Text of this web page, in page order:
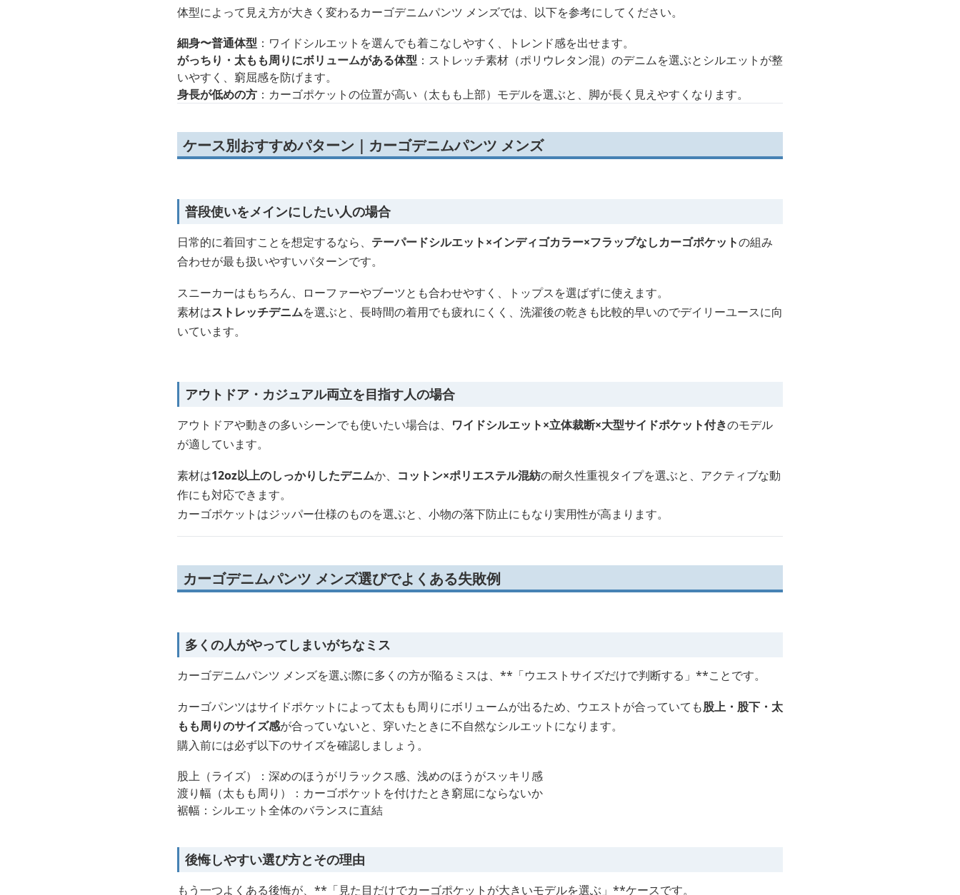
体型によって見え方が大きく変わるカーゴデニムパンツ メンズでは、以下を参考にしてください。
細身〜普通体型 ：ワイドシルエットを選んでも着こなしやすく、トレンド感を出せます。
がっちり・太もも周りにボリュームがある体型 ：ストレッチ素材（ポリウレタン混）のデニムを選ぶとシルエットが整
いやすく、窮屈感を防げます。
身長が低めの方 ：カーゴポケットの位置が高い（太もも上部）モデルを選ぶと、脚が長く見えやすくなります。
ケース別おすすめパターン｜カーゴデニムパンツ メンズ
普段使いをメインにしたい人の場合
日常的に着回すことを想定するなら、 テーパードシルエット×インディゴカラー×フラップなしカーゴポケットの組み
合わせが最も扱いやすいパターンです。
スニーカーはもちろん、ローファーやブーツとも合わせやすく、トップスを選ばずに使えます。
素材はストレッチデニムを選ぶと、長時間の着用でも疲れにくく、洗濯後の乾きも比較的早いのでデイリーユースに向
いています。
アウトドア・カジュアル両立を目指す人の場合
アウトドアや動きの多いシーンでも使いたい場合は、 ワイドシルエット×立体裁断×大型サイドポケット付きのモデル
が適しています。
素材は12oz以上のしっかりしたデニムか、 コットン×ポリエステル混紡の耐久性重視タイプを選ぶと、アクティブな動
作にも対応できます。
カーゴポケットはジッパー仕様のものを選ぶと、小物の落下防止にもなり実用性が高まります。
カーゴデニムパンツ メンズ選びでよくある失敗例
多くの人がやってしまいがちなミス
カーゴデニムパンツ メンズを選ぶ際に多くの方が陥るミスは、**「ウエストサイズだけで判断する」**ことです。
カーゴパンツはサイドポケットによって太もも周りにボリュームが出るため、ウエストが合っていても股上・股下・太
もも周りのサイズ感が合っていないと、穿いたときに不自然なシルエットになります。
購入前には必ず以下のサイズを確認しましょう。
股上（ライズ）：深めのほうがリラックス感、浅めのほうがスッキリ感
渡り幅（太もも周り）：カーゴポケットを付けたとき窮屈にならないか
裾幅：シルエット全体のバランスに直結
後悔しやすい選び方とその理由
もう一つよくある後悔が、**「見た目だけでカーゴポケットが大きいモデルを選ぶ」**ケースです。